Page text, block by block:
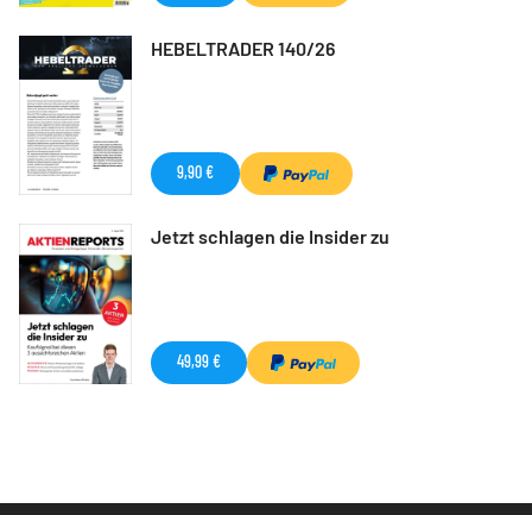
HEBELTRADER 140/26
9,90 €
Jetzt schlagen die Insider zu
49,99 €